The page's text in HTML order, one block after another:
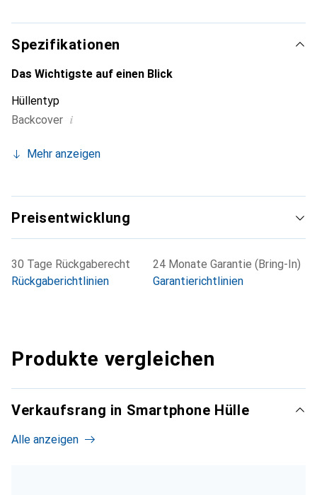
für den anspruchsvollen Kunden.
Spezifikationen
Das Wichtigste auf einen Blick
Hüllentyp
Backcover i
Mehr anzeigen
Preisentwicklung
30 Tage Rückgaberecht
Rückgaberichtlinien
24 Monate Garantie (Bring-In)
Garantierichtlinien
Produkte vergleichen
Verkaufsrang in Smartphone Hülle
Alle anzeigen